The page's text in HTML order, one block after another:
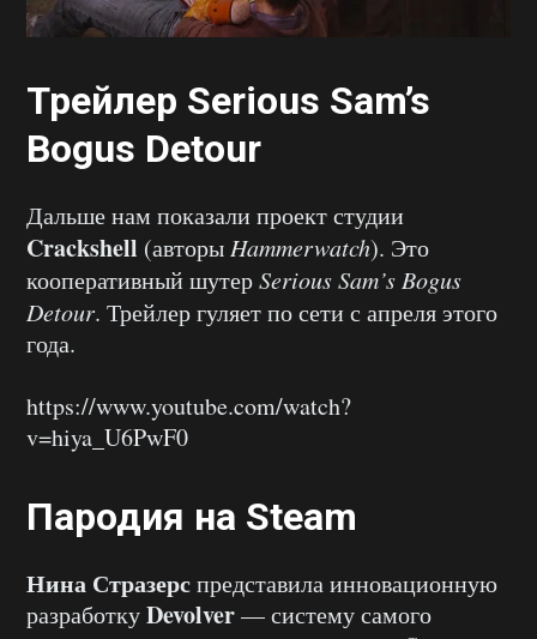
Трейлер Serious Sam’s
Bogus Detour
Дальше нам показали проект студии
Crackshell (авторы Hammerwatch). Это
кооперативный шутерSerious Sam’s Bogus
Detour. Трейлер гуляет по сети с апреля этого
года.
https://www.youtube.com/watch?
v=hiya_U6PwF0
Пародия на Steam
Нина Стразерспредставила инновационную
разработкуDevolver— систему самого